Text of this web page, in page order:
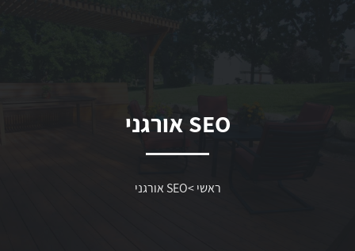
SEO אורגני
ראשי>SEO אורגני